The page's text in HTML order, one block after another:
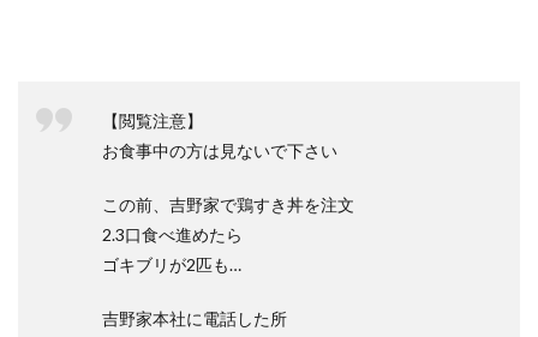
【閲覧注意】
お食事中の方は見ないで下さい
この前、吉野家で鶏すき丼を注文
2.3口食べ進めたら
ゴキブリが2匹も…
吉野家本社に電話した所